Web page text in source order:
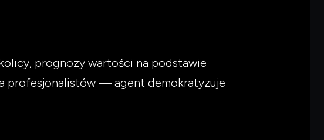
prognozy wartości na podstawie
profesjonalistów — agent demokratyzuje